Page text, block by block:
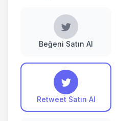
Beğeni Satın Al
Retweet Satın Al